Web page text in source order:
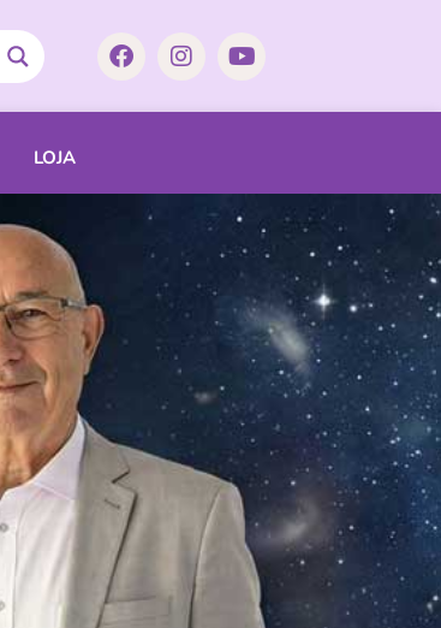
LOJA